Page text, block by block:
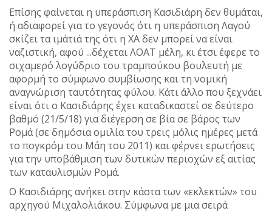
Επίσης φαίνεται η υπεράσπιση Κασιδιάρη δεν θυμάται,
ή αδιαφορεί για το γεγονός ότι η υπεράσπιση Λαγού
σκίζει τα ιμάτιά της ότι η ΧΑ δεν μπορεί να είναι
ναζιστική, αφού ...δέχεται ΛΟΑΤ μέλη, κι έτσι έφερε το
σιχαμερό λογύδριο του τραμπούκου βουλευτή με
αφορμή το σύμφωνο συμβίωσης και τη νομική
αναγνώριση ταυτότητας φύλου. Κάτι άλλο που ξεχνάει
είναι ότι ο Κασιδιάρης έχει καταδικαστεί σε δεύτερο
βαθμό (21/5/18) για διέγερση σε βία σε βάρος των
Ρομά (σε δημόσια ομιλία του τρεις μόλις ημέρες μετά
το πογκρόμ του Μάη του 2011) και φέρνει ερωτήσεις
για την υποβάθμιση των δυτικών περιοχών εξ αιτίας
των καταυλισμών Ρομά.
Ο Κασιδιάρης ανήκει στην κάστα των «εκλεκτών» του
αρχηγού Μιχαλολιάκου. Σύμφωνα με μια σειρά